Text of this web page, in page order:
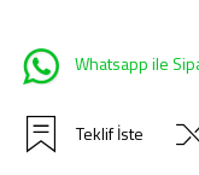
Whatsapp ile
Teklif İste